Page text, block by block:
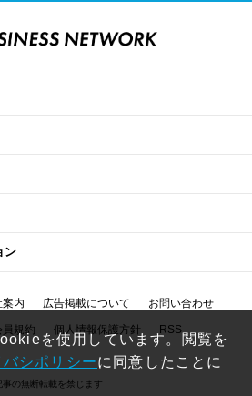
ン
案内 広告掲載について お問い合わせ
員規約 個人情報保護方針 RSS
事の無断転載を禁じます
を使用しています。閲覧を
バシポリシーに同意したことに